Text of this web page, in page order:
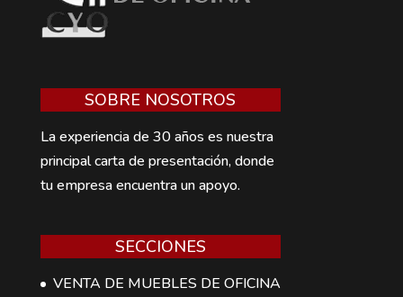
SOBRE NOSOTROS
La experiencia de 30 años es nuestra
principal carta de presentación, donde
tu empresa encuentra un apoyo.
SECCIONES
VENTA DE MUEBLES DE OFICINA